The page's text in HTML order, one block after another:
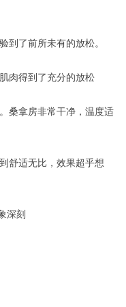
到了前所未有的放松。
肉得到了充分的放松
桑拿房非常干净，温度适
舒适无比，效果超乎想
深刻